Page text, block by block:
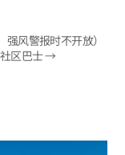
风警报时不开放）
区巴士 →